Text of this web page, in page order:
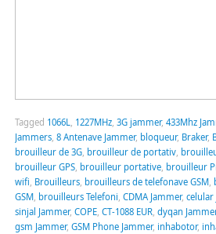
Tagged 1066L 1227MHz, 3G jammer, 433Mhz
Jammers, 8 Antenave Jammer, bloqueur, Braker,
brouilleur de 3G, brouilleur de portativ,
brouilleur GPS, brouilleur portative, brouilleur
wifi Brouilleurs, brouilleurs de telefonave GSM,
GSM, brouilleurs Telefoni CDMA Jammer, celular
sinjal Jammer, COPE, CT-1088 EUR, dyqan Jammer
gsm Jammer, GSM Phone Jammer, inhabotor,